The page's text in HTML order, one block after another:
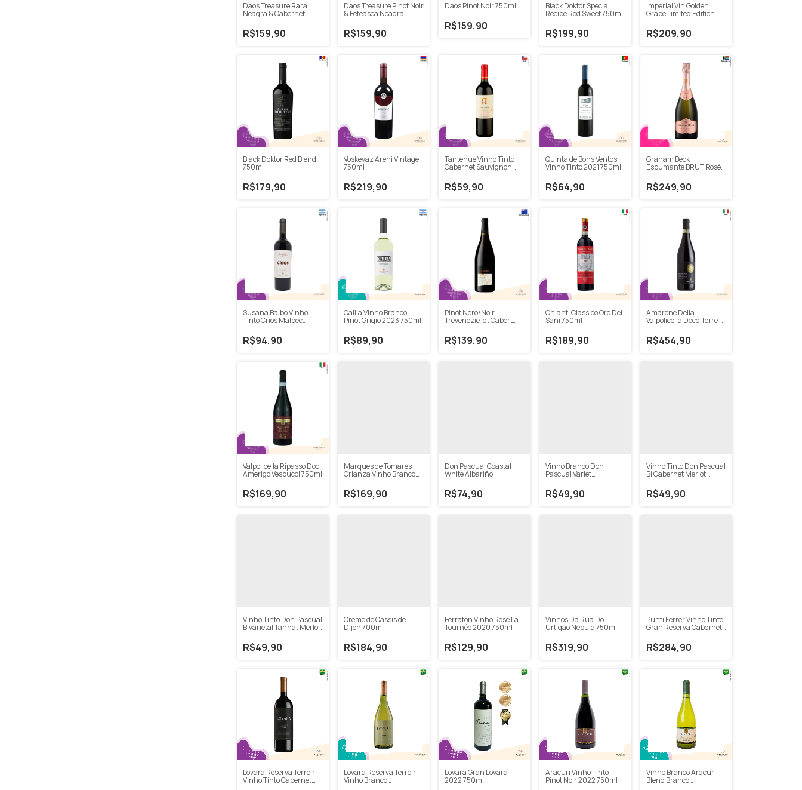
Daos Treasure Rara
Neagra & Cabernet
R$159,90
Daos Treasure Pinot Noir
& Feteasca Neagra
R$159,90
Daos Pinot Noir 750ml
R$159,90
Black Doktor Special
Recipe Red Sweet 750ml
R$199,90
Imperial Vin Golden
Grape Limited Edition
R$209,90
Black Doktor Red Blend
750ml
R$179,90
Voskevaz Areni Vintage
750ml
R$219,90
Tantehue Vinho Tinto
Cabernet Sauvignon
R$59,90
Quinta de Bons Ventos
Vinho Tinto 2021 750ml
R$64,90
Graham Beck
Espumante BRUT Rosé
R$249,90
Susana Balbo Vinho
Tinto Crios Malbec
R$94,90
Callia Vinho Branco
Pinot Grigio 2023 750ml
R$89,90
Pinot Nero/Noir
Trevenezie Igt Cabert
R$139,90
Chianti Classico Oro Dei
Sani 750ml
R$189,90
Amarone Della
Valpolicella Docg Terre Di
R$454,90
Valpolicella Ripasso Doc
Amerigo Vespucci 750ml
R$169,90
Marques de Tomares
Crianza Vinho Branco
R$169,90
Don Pascual Coastal
White Albariño
R$74,90
Vinho Branco Don
Pascual Variet
R$49,90
Vinho Tinto Don Pascual
Bi Cabernet Merlot
R$49,90
Vinho Tinto Don Pascual
Bivarietal Tannat Merlot
R$49,90
Creme de Cassis de
Dijon 700ml
R$184,90
Ferraton Vinho Rosé La
Tournée 2020 750ml
R$129,90
Vinhos Da Rua Do
Urtigão Nebula 750ml
R$319,90
Punti Ferrer Vinho Tinto
Gran Reserva Cabernet
R$284,90
Lovara Reserva Terroir
Vinho Tinto Cabernet
Lovara Reserva Terroir
Vinho Branco
Lovara Gran Lovara
2022 750ml
Aracuri Vinho Tinto
Pinot Noir 2022 750ml
Vinho Branco Aracuri
Blend Branco